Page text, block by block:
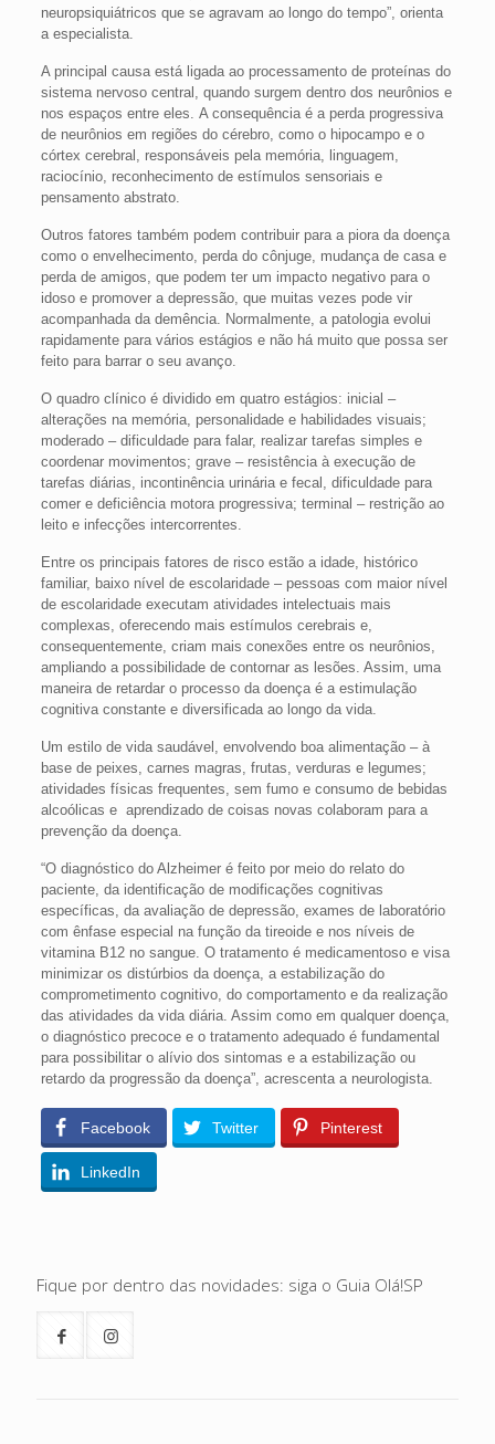
neuropsiquiátricos que se agravam ao longo do tempo”, orienta
a especialista.
A principal causa está ligada ao processamento de proteínas do
sistema nervoso central, quando surgem dentro dos neurônios e
nos espaços entre eles. A consequência é a perda progressiva
de neurônios em regiões do cérebro, como o hipocampo e o
córtex cerebral, responsáveis pela memória, linguagem,
raciocínio, reconhecimento de estímulos sensoriais e
pensamento abstrato.
Outros fatores também podem contribuir para a piora da doença
como o envelhecimento, perda do cônjuge, mudança de casa e
perda de amigos, que podem ter um impacto negativo para o
idoso e promover a depressão, que muitas vezes pode vir
acompanhada da demência. Normalmente, a patologia evolui
rapidamente para vários estágios e não há muito que possa ser
feito para barrar o seu avanço.
O quadro clínico é dividido em quatro estágios: inicial –
alterações na memória, personalidade e habilidades visuais;
moderado – dificuldade para falar, realizar tarefas simples e
coordenar movimentos; grave – resistência à execução de
tarefas diárias, incontinência urinária e fecal, dificuldade para
comer e deficiência motora progressiva; terminal – restrição ao
leito e infecções intercorrentes.
Entre os principais fatores de risco estão a idade, histórico
familiar, baixo nível de escolaridade – pessoas com maior nível
de escolaridade executam atividades intelectuais mais
complexas, oferecendo mais estímulos cerebrais e,
consequentemente, criam mais conexões entre os neurônios,
ampliando a possibilidade de contornar as lesões. Assim, uma
maneira de retardar o processo da doença é a estimulação
cognitiva constante e diversificada ao longo da vida.
Um estilo de vida saudável, envolvendo boa alimentação – à
base de peixes, carnes magras, frutas, verduras e legumes;
atividades físicas frequentes, sem fumo e consumo de bebidas
alcoólicas e aprendizado de coisas novas colaboram para a
prevenção da doença.
“O diagnóstico do Alzheimer é feito por meio do relato do
paciente, da identificação de modificações cognitivas
específicas, da avaliação de depressão, exames de laboratório
com ênfase especial na função da tireoide e nos níveis de
vitamina B12 no sangue. O tratamento é medicamentoso e visa
minimizar os distúrbios da doença, a estabilização do
comprometimento cognitivo, do comportamento e da realização
das atividades da vida diária. Assim como em qualquer doença,
o diagnóstico precoce e o tratamento adequado é fundamental
para possibilitar o alívio dos sintomas e a estabilização ou
retardo da progressão da doença”, acrescenta a neurologista.
Facebook Twitter Pinterest
LinkedIn
Fique por dentro das novidades: siga o Guia Olá!SP